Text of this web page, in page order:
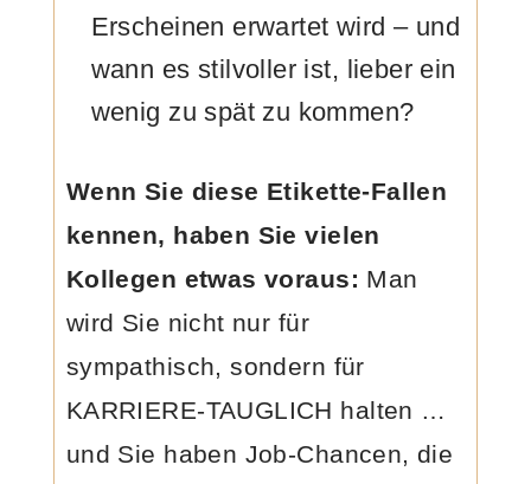
Erscheinen erwartet wird – und
wann es stilvoller ist, lieber ein
wenig zu spät zu kommen?
Wenn Sie diese Etikette-Fallen
kennen, haben Sie vielen
Kollegen etwas voraus: Man
wird Sie nicht nur für
sympathisch, sondern für
KARRIERE-TAUGLICH halten …
und Sie haben Job-Chancen, die